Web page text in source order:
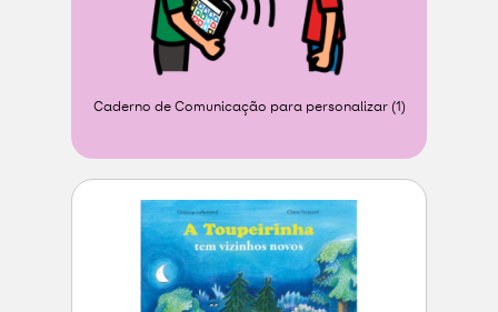
Caderno de Comunicação para personalizar (1)